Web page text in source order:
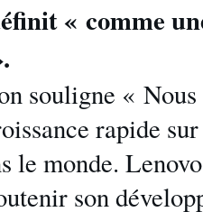
« comme
souligne «
rapide
le monde.
son